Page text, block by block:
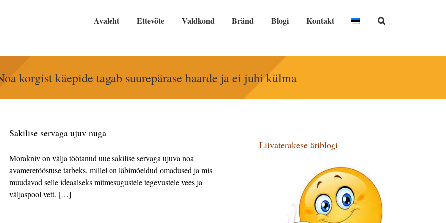
Avaleht Ettevõte Valdkond Bränd Blogi Kontakt
korgist käepide tagab suurepärase haarde ja ei juhi külma
Sakilise servaga ujuv nuga
Morakniv on välja töötanud uue sakilise servaga ujuva noa
avameretööstuse tarbeks, millel on läbimõeldud omadused ja mis
muudavad selle ideaalseks mitmesugustele tegevustele vees ja
väljaspool vett. […]
Liivaterakese äriblogi